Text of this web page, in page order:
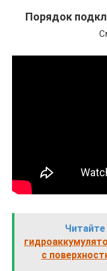
Порядок
с